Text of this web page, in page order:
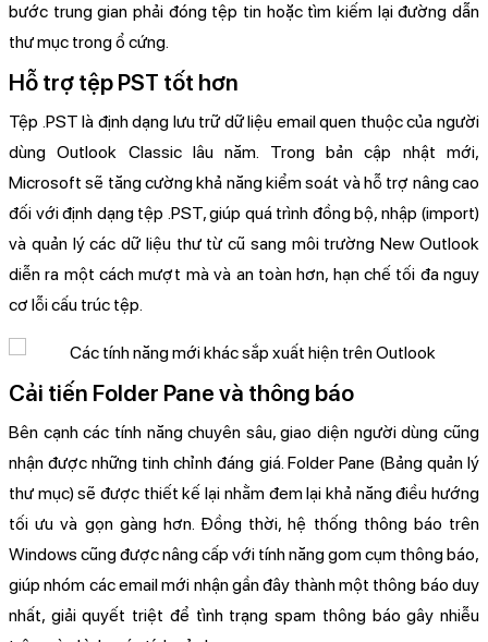
bước trung gian phải đóng tệp tin hoặc tìm kiếm lại đường dẫn
thư mục trong ổ cứng.
Hỗ trợ tệp PST tốt hơn
Tệp .PST là định dạng lưu trữ dữ liệu email quen thuộc của người
dùng Outlook Classic lâu năm. Trong bản cập nhật mới,
Microsoft sẽ tăng cường khả năng kiểm soát và hỗ trợ nâng cao
đối với định dạng tệp .PST, giúp quá trình đồng bộ, nhập (import)
và quản lý các dữ liệu thư từ cũ sang môi trường New Outlook
diễn ra một cách mượt mà và an toàn hơn, hạn chế tối đa nguy
cơ lỗi cấu trúc tệp.
Cải tiến Folder Pane và thông báo
Bên cạnh các tính năng chuyên sâu, giao diện người dùng cũng
nhận được những tinh chỉnh đáng giá. Folder Pane (Bảng quản lý
thư mục) sẽ được thiết kế lại nhằm đem lại khả năng điều hướng
tối ưu và gọn gàng hơn. Đồng thời, hệ thống thông báo trên
Windows cũng được nâng cấp với tính năng gom cụm thông báo,
giúp nhóm các email mới nhận gần đây thành một thông báo duy
nhất, giải quyết triệt để tình trạng spam thông báo gây nhiễu